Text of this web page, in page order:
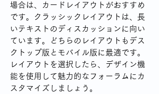
場合は、カードレイアウトがおすすめ
です。クラッシックレイアウトは、長
いテキストのディスカッションに向い
ています。どちらのレイアウトもデス
クトップ版とモバイル版に最適です。
レイアウトを選択したら、デザイン機
能を使用して魅力的なフォーラムにカ
スタマイズしましょう。